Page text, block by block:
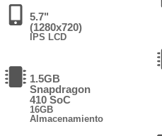
5.7"
(1280x720)
IPS LCD
1.5GB
Snapdragon
410 SoC
16GB
Almacenamiento